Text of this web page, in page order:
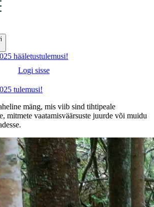
hääletustulemusi!
Logi sisse
tulemusi!
mäng, mis viib sind tihtipeale
mitmete vaatamisväärsuste juurde või muidu